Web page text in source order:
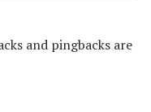
and pingbacks are